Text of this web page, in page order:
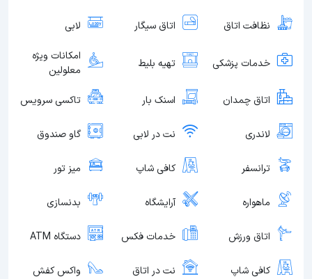
نظافت اتاق اتاق سیگار لابی
خدمات پزشکی تهیه بلیط
امکانات ویژه
معلولین
اتاق چمدان اسنک بار تاکسی سرویس
لاندری نت در لابی گاو صندوق
ترانسفر کافی شاپ میز تور
ماهواره آرایشگاه بدنسازی
اتاق ورزش خدمات فکس دستگاه ATM
کافی شاپ نت در اتاق واکس کفش